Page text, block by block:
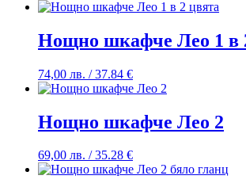
Нощно шкафче Лео 1 в
74,00 лв. / 37.84 €
Нощно шкафче Лео 2
69,00 лв. / 35.28 €